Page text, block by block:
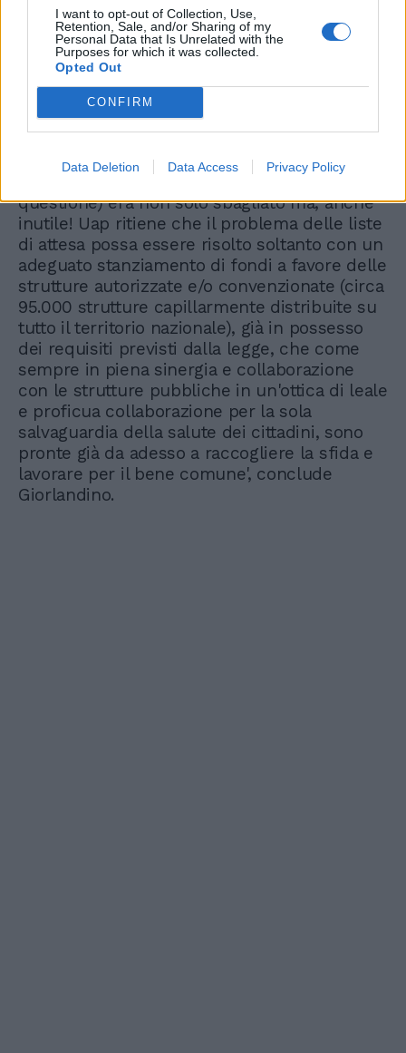
I want to opt-out of Collection, Use,
Retention, Sale, and/or Sharing of my
Personal Data that Is Unrelated with the
Purposes for which it was collected.
Opted Out
CONFIRM
Data Deletion Data Access Privacy Policy
Dalla presidente Uap arriva poi 'un'ultima
chiosa: il governo, quando ha presentato
questo dl, ora ritirato, ha molto insistito sulla
liste di attesa.
questione) era non solo sbagliato ma, anche
inutile! Uap ritiene che il problema delle liste
di attesa possa essere risolto soltanto con un
adeguato stanziamento di fondi a favore delle
strutture autorizzate e/o convenzionate (circa
95.000 strutture capillarmente distribuite su
tutto il territorio nazionale), già in possesso
dei requisiti previsti dalla legge, che come
sempre in piena sinergia e collaborazione
con le strutture pubbliche in un'ottica di leale
e proficua collaborazione per la sola
salvaguardia della salute dei cittadini, sono
pronte già da adesso a raccogliere la sfida e
lavorare per il bene comune', conclude
Giorlandino.